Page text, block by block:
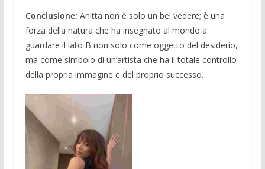
Conclusione: Anitta non è solo un bel vedere; è una
forza della natura che ha insegnato al mondo a
guardare il lato B non solo come oggetto del desiderio,
ma come simbolo di un’artista che ha il totale controllo
della propria immagine e del proprio successo.